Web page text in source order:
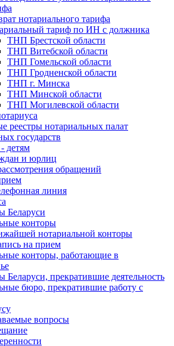
нотариального тарифа
тариф по ИН с должника
ТНП Брестской области
ТНП Витебской области
ТНП Гомельской области
ТНП Гродненской области
ТНП г. Минска
ТНП Минской области
ТНП Могилевской области
реестры нотариальных палат
государств
детям
и юрлиц
обращений
линия
Беларуси
конторы
нотариальной конторы
на прием
конторы, работающие в
Беларуси, прекратившие деятельность
бюро, прекратившие работу с
вопросы